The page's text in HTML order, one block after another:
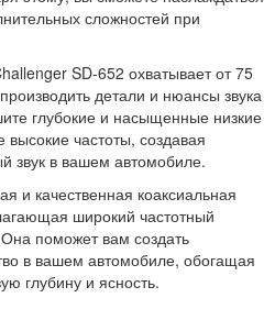
сложностей при
SD-652 охватывает от 75
детали и нюансы звука
глубокие и насыщенные низкие
высокие частоты, создавая
звук в вашем автомобиле.
и качественная коаксиальная
широкий частотный
поможет вам создать
в вашем автомобиле, обогащая
глубину и ясность.